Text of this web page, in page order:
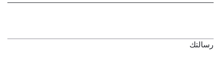
رسالتك